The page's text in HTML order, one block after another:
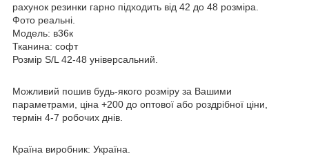
рахунок резинки гарно підходить від 42 до 48 розміра.
Фото реальні.
Модель: в36к
Тканина: софт
Розмір S/L 42-48 універсальний.
Можливий пошив будь-якого розміру за Вашими
параметрами, ціна +200 до оптової або роздрібної ціни,
термін 4-7 робочих днів.
Країна виробник: Україна.